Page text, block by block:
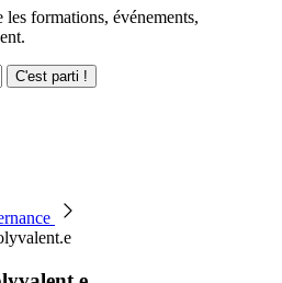
les formations, événements,
C'est parti !